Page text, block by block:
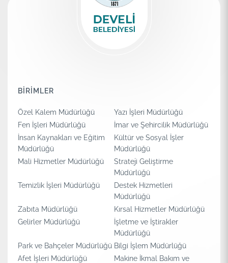
BİRİMLER
Özel Kalem Müdürlüğü
Yazı İşleri Müdürlüğü
Fen İşleri Müdürlüğü
İmar ve Şehircilik Müdürlüğü
İnsan Kaynakları ve Eğitim
Müdürlüğü
Kültür ve Sosyal İşler
Müdürlüğü
Mali Hizmetler Müdürlüğü
Strateji Geliştirme
Müdürlüğü
Temizlik İşleri Müdürlüğü
Destek Hizmetleri
Müdürlüğü
Zabıta Müdürlüğü
Kırsal Hizmetler Müdürlüğü
Gelirler Müdürlüğü
İşletme ve İştirakler
Müdürlüğü
Park ve Bahçeler Müdürlüğü Bilgi İşlem Müdürlüğü
Afet İşleri Müdürlüğü
Makine İkmal Bakım ve